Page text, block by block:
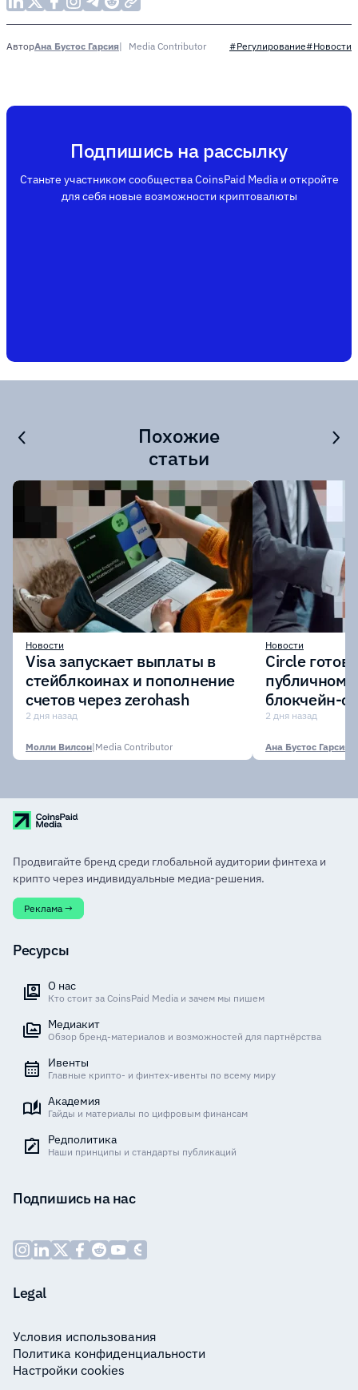
АвторАна Бустос Гарсия Media Contributor #Регулирование#Новости
Подпишись на рассылку
Станьте участником сообщества CoinsPaid Media и откройте
для себя новые возможности криптовалюты
Похожие
статьи
Новости
Visa запускает выплаты в
стейблкоинах и пополнение
счетов через zerohash
2 дня назад
Молли Вилсон|Media Contributor
Новости
Circle
публичному
блокчейн-
участии
2 дня назад
Ана Бустос Гарсия
Продвигайте бренд среди глобальной аудитории финтеха и
крипто через индивидуальные медиа-решения.
Реклама →
Ресурсы
О нас
Кто стоит за CoinsPaid Media и зачем мы пишем
Медиакит
Обзор бренд-материалов и возможностей для партнёрства
Ивенты
Главные крипто- и финтех-ивенты по всему миру
Академия
Гайды и материалы по цифровым финансам
Редполитика
Наши принципы и стандарты публикаций
Подпишись на нас
Legal
Условия использования
Политика конфиденциальности
Настройки cookies